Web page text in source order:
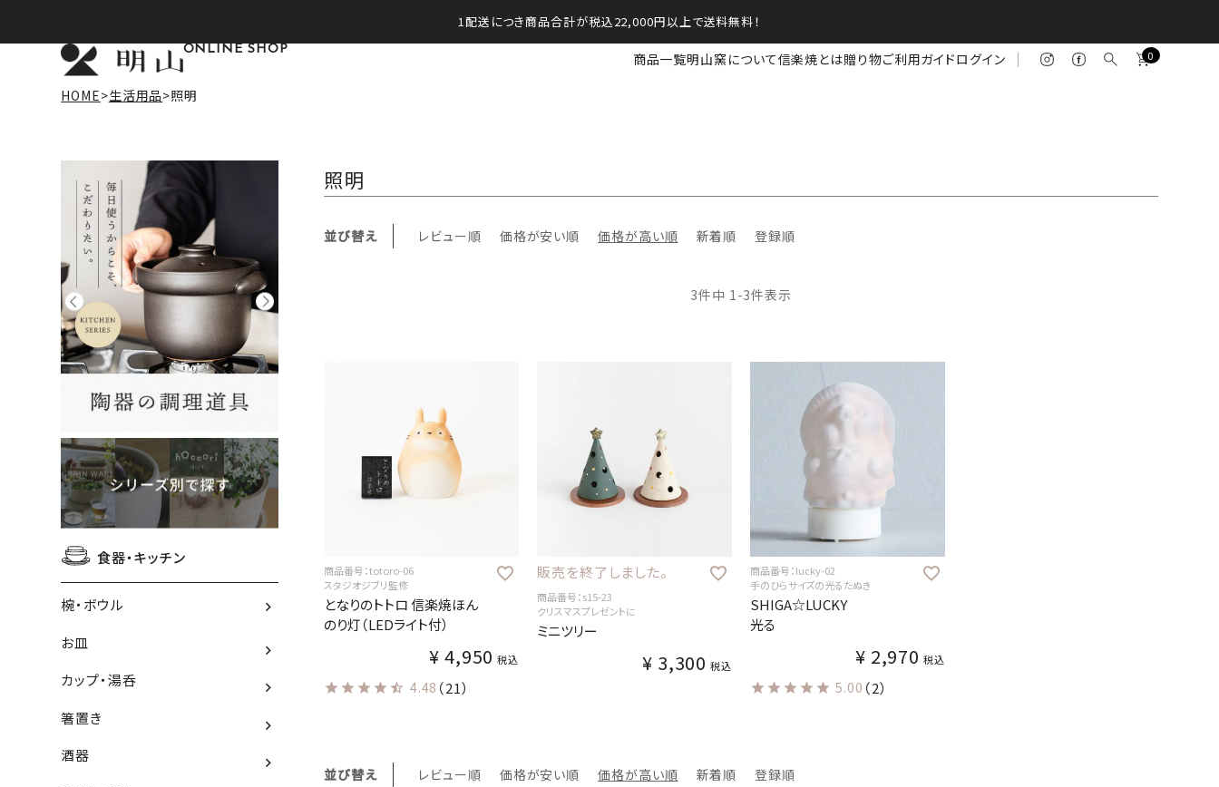
1配送につき商品合計が税込22,000円以上で送料無料！
ONLINE SHOP
商品一覧明山窯について信楽焼とは贈り物ご利用ガイドログイン 0
HOME 生活用品 照明
食器・キッチン
椀・ボウル
お皿
カップ・湯呑
箸置き
酒器
照明
並び替え レビュー順 価格が安い順 価格が高い順 新着順 登録順
3件中 1 -3件表示
商品番号：totoro-06
スタジオジブリ監修
となりのトトロ 信楽焼ほん
のり灯（LEDライト付）
¥ 4,950 税込
4.48 （21）
販売を終了しました。
商品番号：s15-23
クリスマスプレゼントに
ミニツリー
¥ 3,300 税込
商品番号：lucky-02
手のひらサイズの光るたぬき
SHIGA☆LUCKY
光る
¥ 2,970 税込
5.00 （2）
並び替え レビュー順 価格が安い順 価格が高い順 新着順 登録順